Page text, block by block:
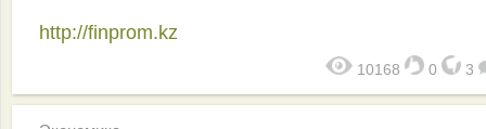
http://finprom.kz
10168 0 3